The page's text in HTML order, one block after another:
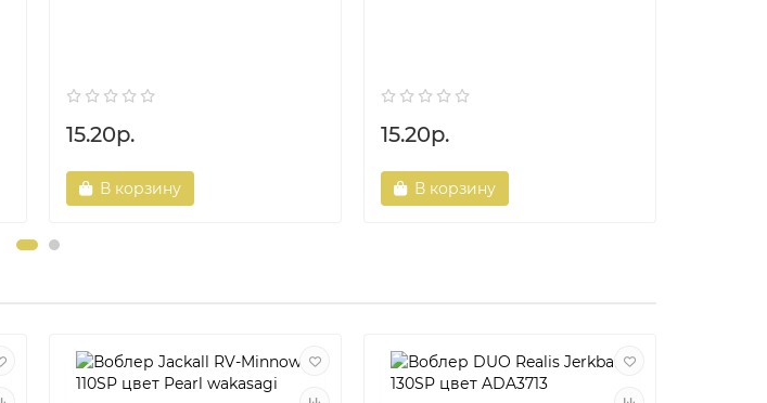
15.20р.
В корзину
15.20р.
В корзину